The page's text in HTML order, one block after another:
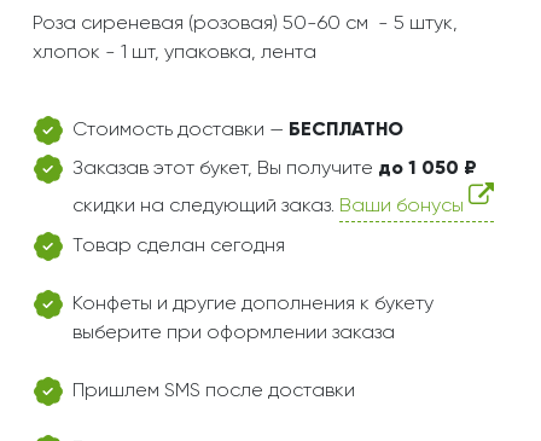
Роза сиреневая (розовая) 50-60 см - 5 штук,
хлопок - 1 шт, упаковка, лента
Стоимость доставки — БЕСПЛАТНО
Заказав этот букет, Вы получите до 1 050 ₽
скидки на следующий заказ. Ваши бонусы
Товар сделан сегодня
Конфеты и другие дополнения к букету
выберите при оформлении заказа
Пришлем SMS после доставки